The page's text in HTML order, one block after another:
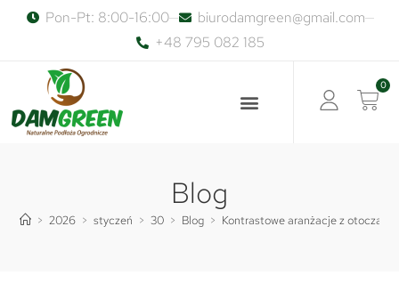
Pon-Pt: 8:00-16:00
biurodamgreen@gmail.com
+48 795 082 185
0
Blog
> 2026 > styczeń > 30 > Blog > Kontrastowe aranżacje z